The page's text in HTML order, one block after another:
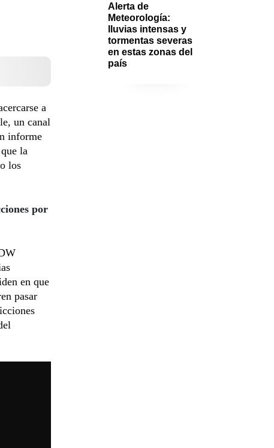
Alerta de
Meteorología:
lluvias intensas y
tormentas severas
en estas zonas del
país
a
un canal
informe
la
los
por
en que
pasar